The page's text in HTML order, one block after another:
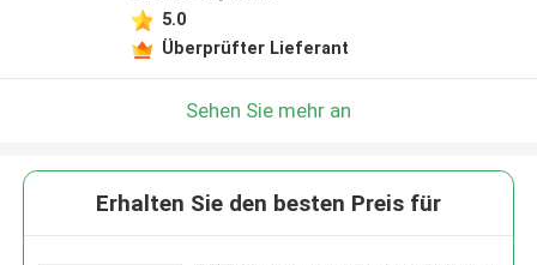
5.0
Überprüfter Lieferant
Sehen Sie mehr an
Erhalten Sie den besten Preis für